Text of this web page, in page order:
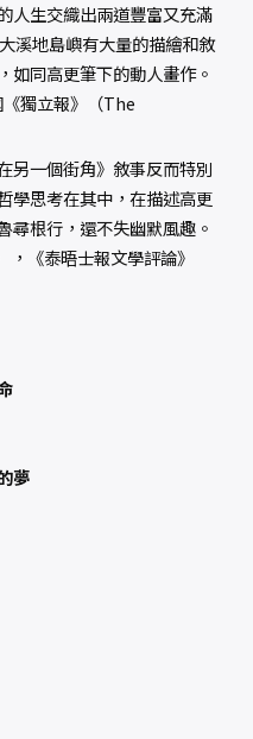
人生交織出兩道豐富又充滿
地島嶼有大量的描繪和敘
如同高更筆下的動人畫作。
獨立報》（The
另一個街角》敘事反而特別
學思考在其中，在描述高更
尋根行，還不失幽默風趣。
《泰晤士報文學評論》
夢